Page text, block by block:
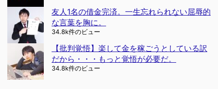
友人1名の借金完済。一生忘れられない屈辱的
な言葉を胸に。
34.8k件のビュー
【批判覚悟】楽して金を稼ごうとしている訳
だから・・・もっと覚悟が必要だ。
34.8k件のビュー